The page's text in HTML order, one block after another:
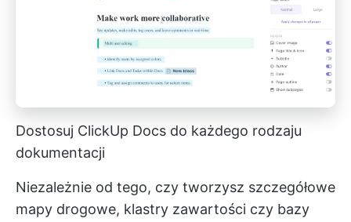
Dostosuj ClickUp Docs do każdego rodzaju
dokumentacji
Niezależnie od tego, czy tworzysz szczegółowe
mapy drogowe, klastry zawartości czy bazy